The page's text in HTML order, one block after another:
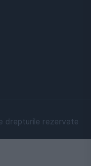
drepturile rezervate